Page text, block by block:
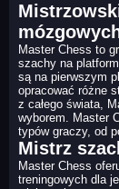
Master Chess to
szachy na
są na pierwszym
opracować różne
z całego świata,
wyborem. Master
typów graczy, od
Mistrz
Master Chess
treningowych dla